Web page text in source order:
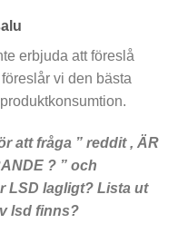
erbjuda att föreslå
vi den bästa
att fråga ” reddit , ÄR
? ” och
LSD lagligt? Lista ut
lsd finns?